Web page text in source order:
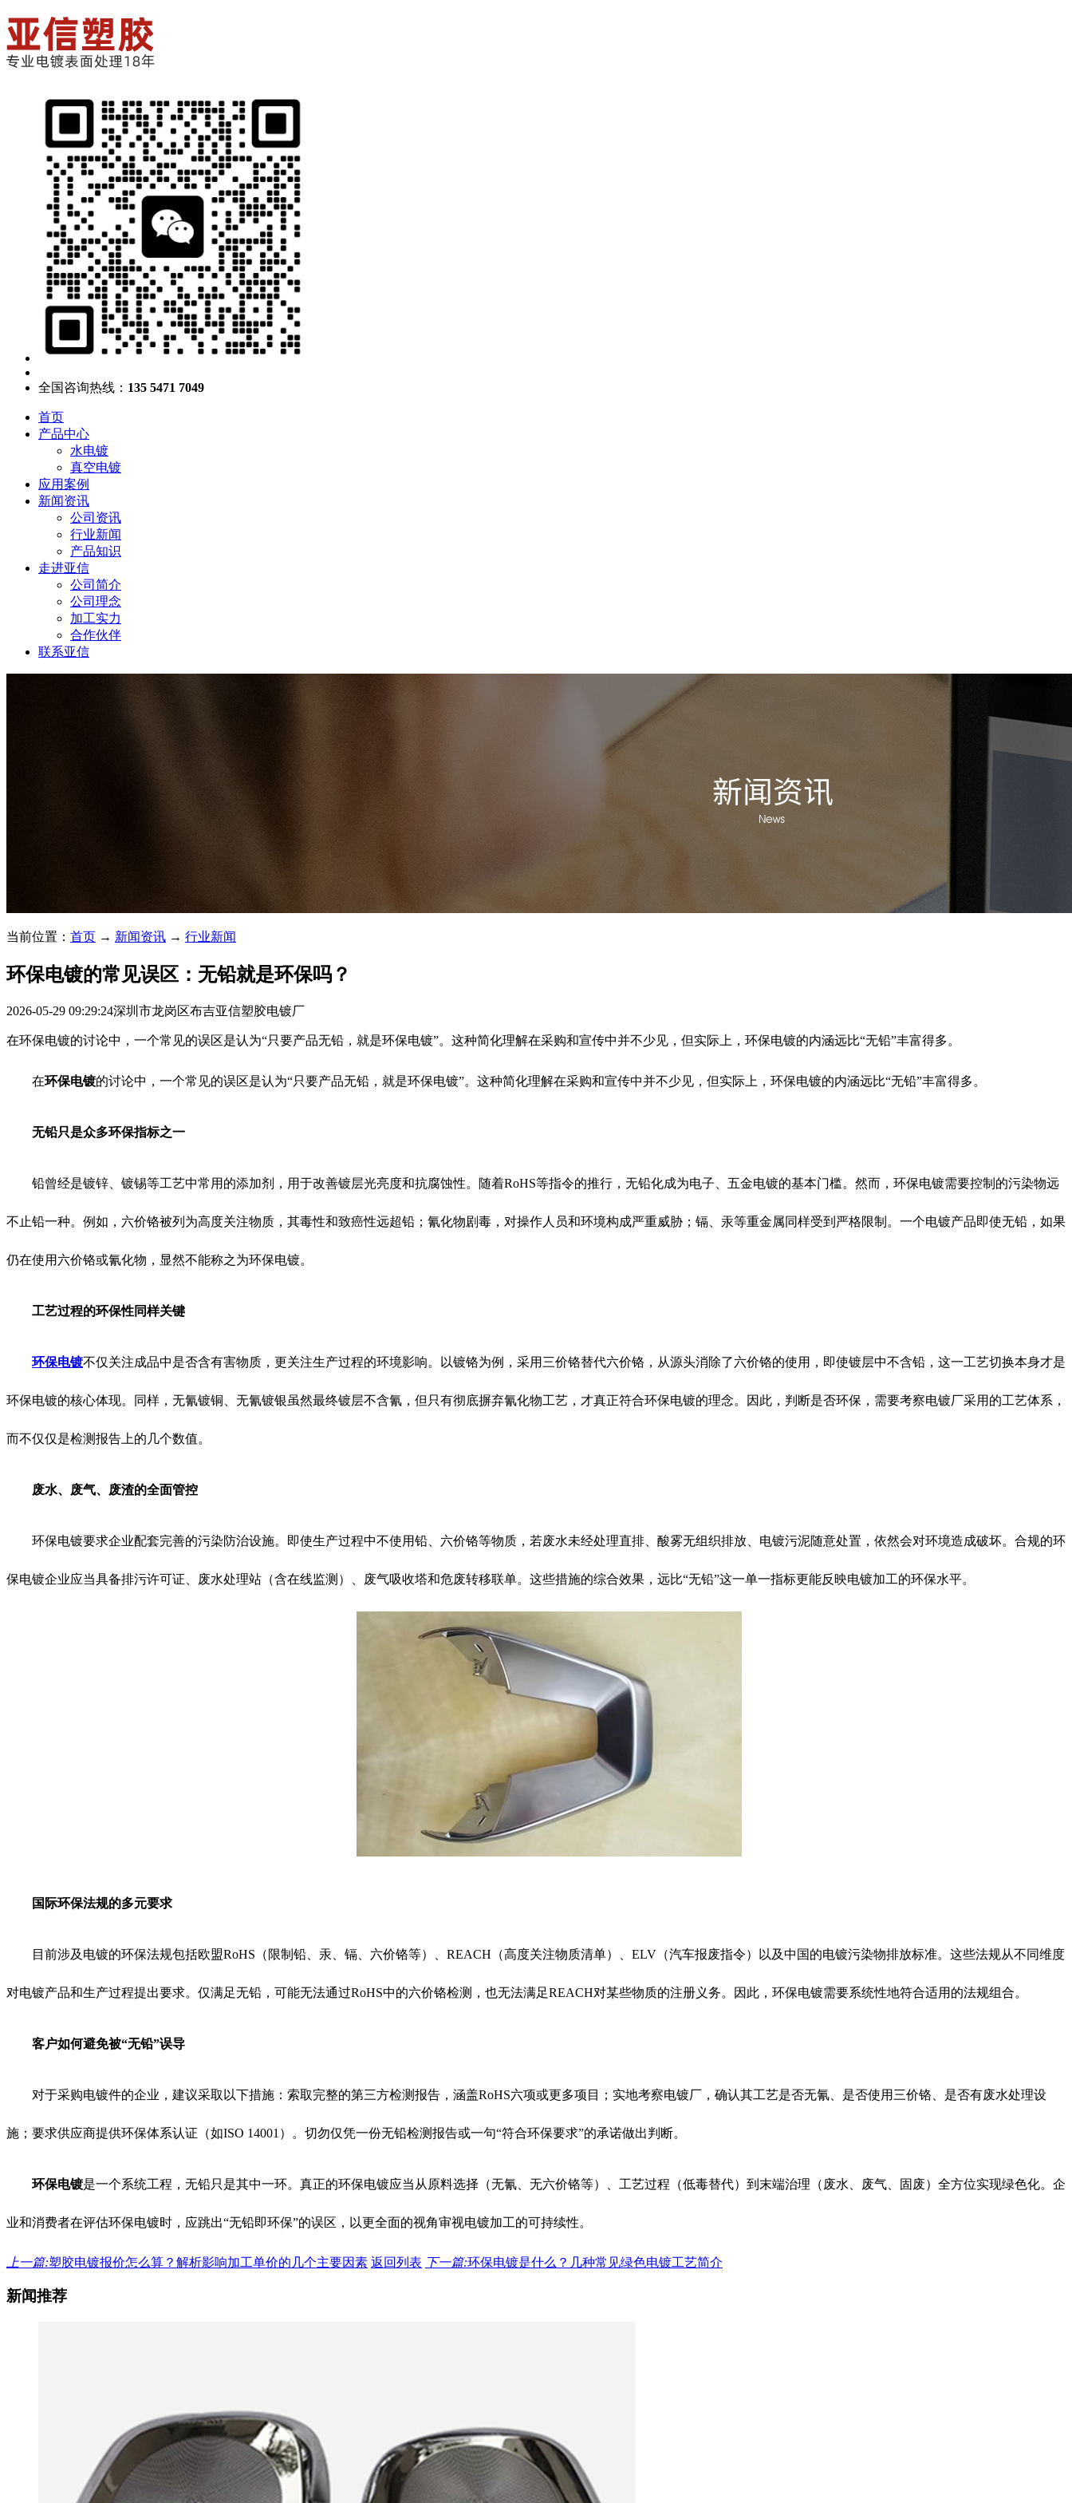
全国咨询热线： 135 5471 7049
首页
产品中心
水电镀
真空电镀
应用案例
新闻资讯
公司资讯
行业新闻
产品知识
走进亚信
公司简介
公司理念
加工实力
合作伙伴
联系亚信
当前位置： 首页 → 新闻资讯 → 行业新闻
环保电镀的常见误区：无铅就是环保吗？
2026-05-29 09:29:24深圳市龙岗区布吉亚信塑胶电镀厂
在环保电镀的讨论中，一个常见的误区是认为“只要产品无铅，就是环保电镀”。这种简化理解在采购和宣传中并不少见，但实际上，环保电镀的内涵远比“无铅”丰富得多。
在环保电镀的讨论中，一个常见的误区是认为“只要产品无铅，就是环保电镀”。这种简化理解在采购和宣传中并不少见，但实际上，环保电镀的内涵远比“无铅”丰富得多。
无铅只是众多环保指标之一
铅曾经是镀锌、镀锡等工艺中常用的添加剂，用于改善镀层光亮度和抗腐蚀性。随着RoHS等指令的推行，无铅化成为电子、五金电镀的基本门槛。然而，环保电镀需要控制的污染物远
不止铅一种。例如，六价铬被列为高度关注物质，其毒性和致癌性远超铅；氰化物剧毒，对操作人员和环境构成严重威胁；镉、汞等重金属同样受到严格限制。一个电镀产品即使无铅，如果
仍在使用六价铬或氰化物，显然不能称之为环保电镀。
工艺过程的环保性同样关键
环保电镀不仅关注成品中是否含有害物质，更关注生产过程的环境影响。以镀铬为例，采用三价铬替代六价铬，从源头消除了六价铬的使用，即使镀层中不含铅，这一工艺切换本身才是
环保电镀的核心体现。同样，无氰镀铜、无氰镀银虽然最终镀层不含氰，但只有彻底摒弃氰化物工艺，才真正符合环保电镀的理念。因此，判断是否环保，需要考察电镀厂采用的工艺体系，
而不仅仅是检测报告上的几个数值。
废水、废气、废渣的全面管控
环保电镀要求企业配套完善的污染防治设施。即使生产过程中不使用铅、六价铬等物质，若废水未经处理直排、酸雾无组织排放、电镀污泥随意处置，依然会对环境造成破坏。合规的环
保电镀企业应当具备排污许可证、废水处理站（含在线监测）、废气吸收塔和危废转移联单。这些措施的综合效果，远比“无铅”这一单一指标更能反映电镀加工的环保水平。
国际环保法规的多元要求
目前涉及电镀的环保法规包括欧盟RoHS（限制铅、汞、镉、六价铬等）、REACH（高度关注物质清单）、ELV（汽车报废指令）以及中国的电镀污染物排放标准。这些法规从不同维度
对电镀产品和生产过程提出要求。仅满足无铅，可能无法通过RoHS中的六价铬检测，也无法满足REACH对某些物质的注册义务。因此，环保电镀需要系统性地符合适用的法规组合。
客户如何避免被“无铅”误导
对于采购电镀件的企业，建议采取以下措施：索取完整的第三方检测报告，涵盖RoHS六项或更多项目；实地考察电镀厂，确认其工艺是否无氰、是否使用三价铬、是否有废水处理设
施；要求供应商提供环保体系认证（如ISO 14001）。切勿仅凭一份无铅检测报告或一句“符合环保要求”的承诺做出判断。
环保电镀是一个系统工程，无铅只是其中一环。真正的环保电镀应当从原料选择（无氰、无六价铬等）、工艺过程（低毒替代）到末端治理（废水、废气、固废）全方位实现绿色化。企
业和消费者在评估环保电镀时，应跳出“无铅即环保”的误区，以更全面的视角审视电镀加工的可持续性。
上一篇:塑胶电镀报价怎么算？解析影响加工单价的几个主要因素 返回列表 下一篇:环保电镀是什么？几种常见绿色电镀工艺简介
新闻推荐